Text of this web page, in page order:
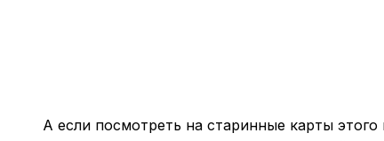
А если посмотреть на старинные карты